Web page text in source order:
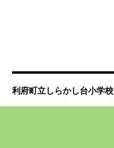
利府町立しらかし台小学校